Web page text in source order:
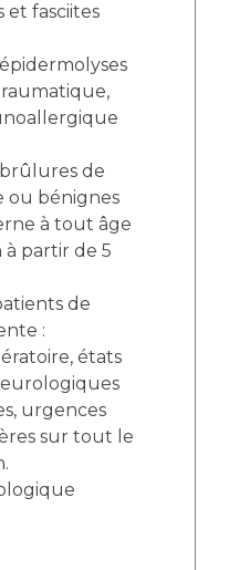
fasciites
de
ou bénignes
à tout âge
partir de 5
de
:
états
urgences
sur tout le